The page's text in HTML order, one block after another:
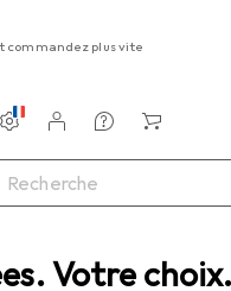
Votre choix.
commandez plus vite
client
de comparaison
d'envies
mesure médicaux